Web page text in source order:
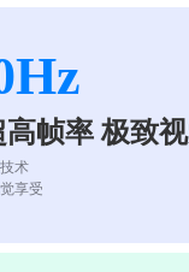
帧率 极致
术
享受